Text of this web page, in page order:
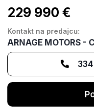
229 990 €
Kontakt na predajcu:
ARNAGE MOTORS -